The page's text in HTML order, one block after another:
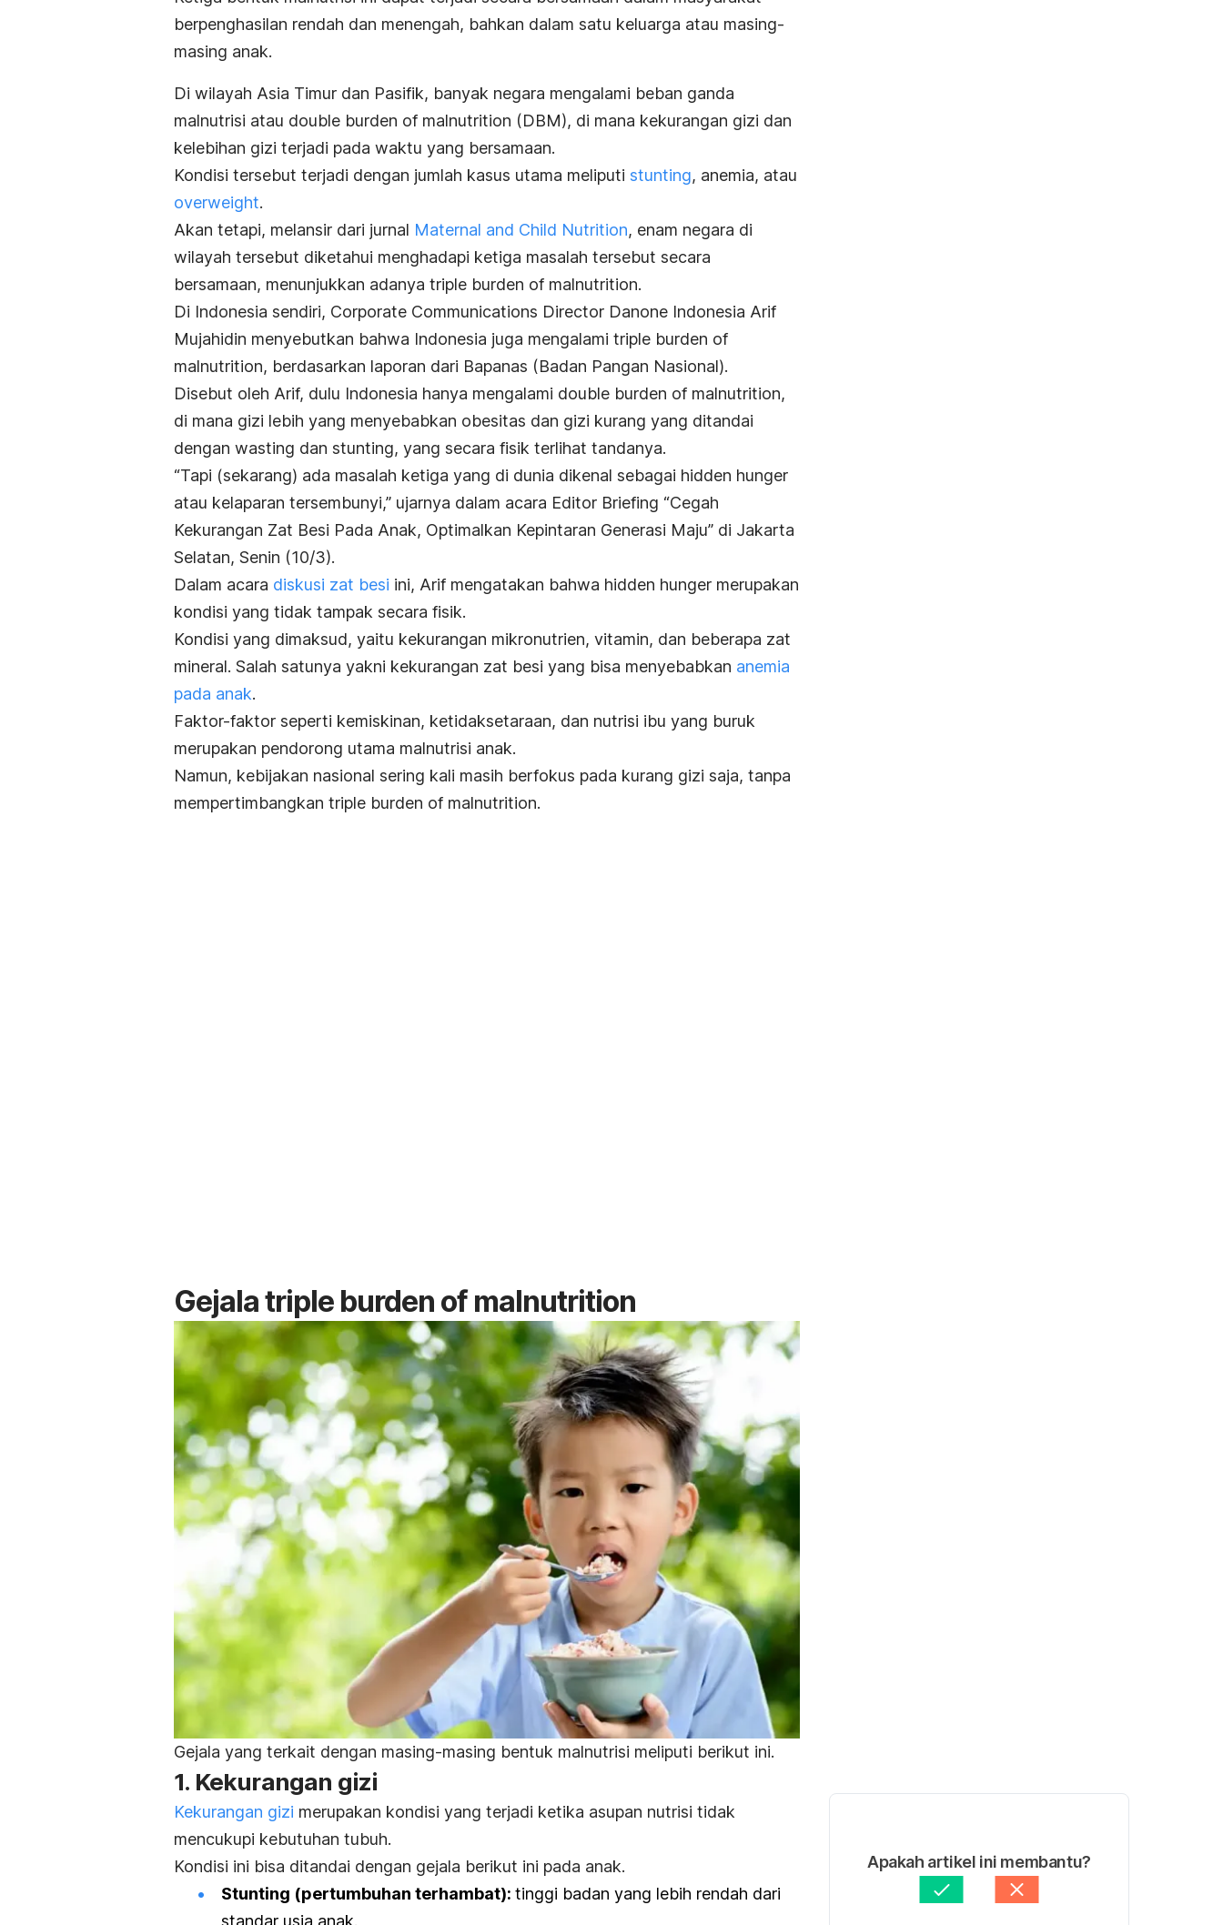
berpenghasilan rendah dan menengah, bahkan dalam satu keluarga atau masing-
masing anak.
Di wilayah Asia Timur dan Pasifik, banyak negara mengalami beban ganda
malnutrisi atau double burden of malnutrition (DBM), di mana kekurangan gizi dan
kelebihan gizi terjadi pada waktu yang bersamaan.
Kondisi tersebut terjadi dengan jumlah kasus utama meliputi stunting, anemia, atau
overweight.
Akan tetapi, melansir dari jurnal Maternal and Child Nutrition, enam negara di
wilayah tersebut diketahui menghadapi ketiga masalah tersebut secara
bersamaan, menunjukkan adanya triple burden of malnutrition.
Di Indonesia sendiri, Corporate Communications Director Danone Indonesia Arif
Mujahidin menyebutkan bahwa Indonesia juga mengalami triple burden of
malnutrition, berdasarkan laporan dari Bapanas (Badan Pangan Nasional).
Disebut oleh Arif, dulu Indonesia hanya mengalami double burden of malnutrition,
di mana gizi lebih yang menyebabkan obesitas dan gizi kurang yang ditandai
dengan wasting dan stunting, yang secara fisik terlihat tandanya.
“Tapi (sekarang) ada masalah ketiga yang di dunia dikenal sebagai hidden hunger
atau kelaparan tersembunyi,” ujarnya dalam acara Editor Briefing “Cegah
Kekurangan Zat Besi Pada Anak, Optimalkan Kepintaran Generasi Maju” di Jakarta
Selatan, Senin (10/3).
Dalam acara diskusi zat besi ini, Arif mengatakan bahwa hidden hunger merupakan
kondisi yang tidak tampak secara fisik.
Kondisi yang dimaksud, yaitu kekurangan mikronutrien, vitamin, dan beberapa zat
mineral. Salah satunya yakni kekurangan zat besi yang bisa menyebabkan anemia
pada anak.
Faktor-faktor seperti kemiskinan, ketidaksetaraan, dan nutrisi ibu yang buruk
merupakan pendorong utama malnutrisi anak.
Namun, kebijakan nasional sering kali masih berfokus pada kurang gizi saja, tanpa
mempertimbangkan triple burden of malnutrition.
Gejalatriple burden of malnutrition
Gejala yang terkait dengan masing-masing bentuk malnutrisi meliputi berikut ini.
1. Kekurangan gizi
Kekurangan gizi merupakan kondisi yang terjadi ketika asupan nutrisi tidak
mencukupi kebutuhan tubuh.
Kondisi ini bisa ditandai dengan gejala berikut ini pada anak.
Stunting (pertumbuhan terhambat): tinggi badan yang lebih rendah dari
Apakah artikel ini membantu?